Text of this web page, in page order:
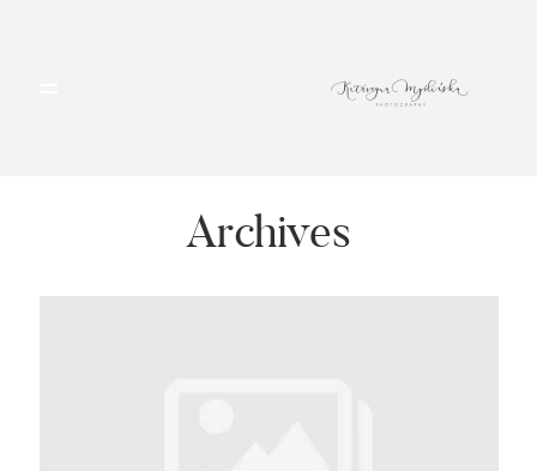
Archives
PORTFOLIO